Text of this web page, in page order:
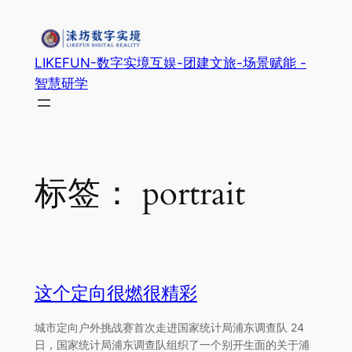
LIKEFUN-数字实境互娱-团建文旅-场景赋能 -
智慧研学
标签： portrait
这个定向很燃很精彩
城市定向户外挑战赛首次走进国家统计局浦东调查队 24
日，国家统计局浦东调查队组织了一个别开生面的关于浦